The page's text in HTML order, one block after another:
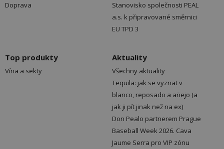
Doprava
Stanovisko společnosti PEAL
a.s. k připravované směrnici
EU TPD 3
Top produkty
Vína a sekty
Aktuality
Všechny aktuality
Tequila: jak se vyznat v
blanco, reposado a añejo (a
jak ji pít jinak než na ex)
Don Pealo partnerem Prague
Baseball Week 2026. Cava
Jaume Serra pro VIP zónu